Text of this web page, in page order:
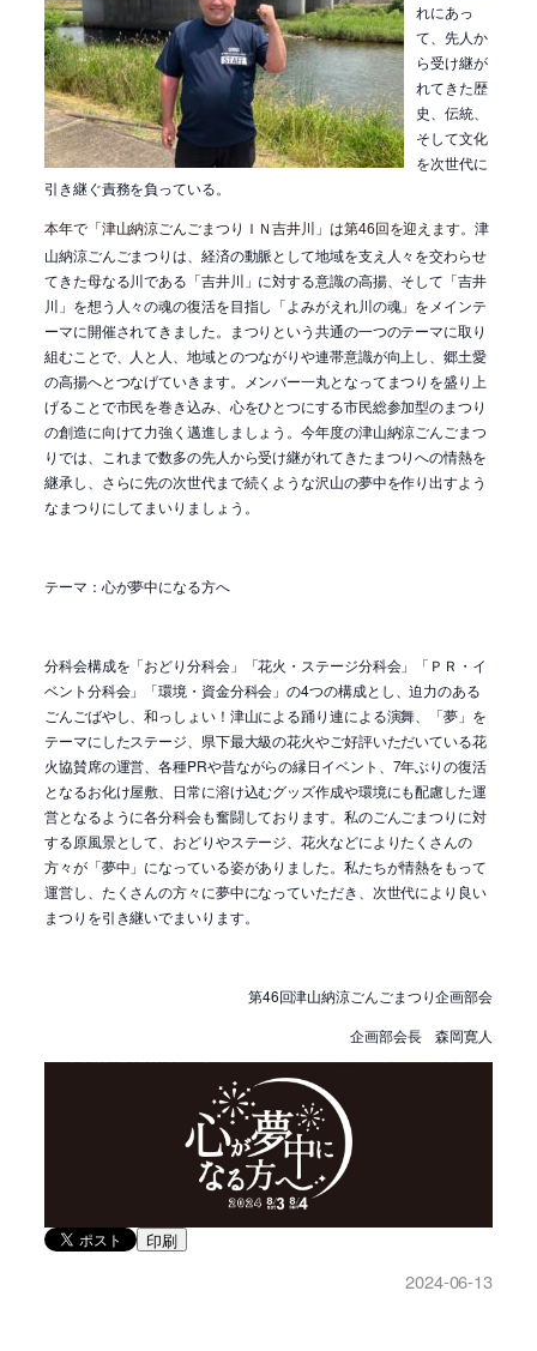
れにあっ
て、先人か
ら受け継が
れてきた歴
史、伝統、
そして文化
を次世代に
引き継ぐ責務を負っている。
本年で「津山納涼ごんごまつりＩＮ吉井川」は第46回を迎えます。 津
山納涼ごんごまつりは、経済の動脈として地域を支え人々を交わらせ
てきた母なる川である「吉井川」に対する意識の高揚、そして「吉井
川」を想う人々の魂の復活を目指し「よみがえれ川の魂」をメインテ
ーマに開催されてきました。まつりという共通の一つのテーマに取り
組むことで、人と人、地域とのつながりや連帯意識が向上し、郷土愛
の高揚へとつなげていきます。メンバー一丸となってまつりを盛り上
げることで市民を巻き込み、心をひとつにする市民総参加型のまつり
の創造に向けて力強く邁進しましょう。今年度の津山納涼ごんごまつ
りでは、これまで数多の先人から受け継がれてきたまつりへの情熱を
継承し、さらに先の次世代まで続くような沢山の夢中を作り出すよう
なまつりにしてまいりましょう。
テーマ：心が夢中になる方へ
分科会構成を「おどり分科会」「花火・ステージ分科会」「ＰＲ・イ
ベント分科会」「環境・資金分科会」の4つの構成とし、迫力のある
ごんごばやし、和っしょい！津山による踊り連による演舞、「夢」を
テーマにしたステージ、県下最大級の花火やご好評いただいている花
火協賛席の運営、各種PRや昔ながらの縁日イベント、 7年ぶりの復活
となるお化け屋敷、日常に溶け込むグッズ作成や環境にも配慮した運
営となるように各分科会も奮闘しております。私のごんごまつりに対
する原風景として、おどりやステージ、花火などによりたくさんの
方々が「夢中」になっている姿がありました。私たちが情熱をもって
運営し、たくさんの方々に夢中になっていただき、次世代により良い
まつりを引き継いでまいります。
第46回津山納涼ごんごまつり企画部会
企画部会長 森岡寛人
印刷
2024-06-13